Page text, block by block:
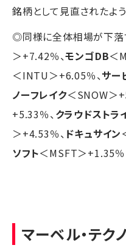
銘柄として見直されたよ
◎同様に全体相場が下落
＞+7.42％、モンゴDB＜
＜INTU＞+6.05％、サー
ノーフレイク＜SNOW＞
+5.33％、 クラウドストラ
＞+4.53％、 ドキュサイン
ソフト＜MSFT＞+1.35
マーベル・テク